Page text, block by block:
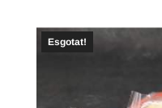
Esgotat!